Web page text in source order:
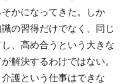
そかになってきた。しか
の習得だけでなく、同じ
、高め合うという大きな
解決するわけではない。
護という仕事はできな